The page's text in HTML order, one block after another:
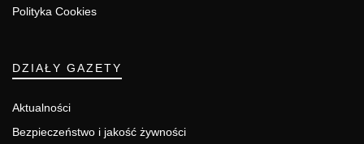
Polityka Cookies
DZIAŁY GAZETY
Aktualności
Bezpieczeństwo i jakość żywności